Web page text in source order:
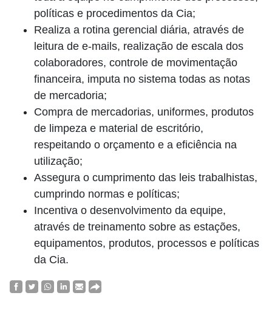
políticas e procedimentos da Cia;
Realiza a rotina gerencial diária, através de
leitura de e-mails, realização de escala dos
colaboradores, controle de movimentação
financeira, imputa no sistema todas as notas
de mercadoria;
Compra de mercadorias, uniformes, produtos
de limpeza e material de escritório,
respeitando o orçamento e a eficiência na
utilização;
Assegura o cumprimento das leis trabalhistas,
cumprindo normas e políticas;
Incentiva o desenvolvimento da equipe,
através de treinamento sobre as estações,
equipamentos, produtos, processos e políticas
da Cia.